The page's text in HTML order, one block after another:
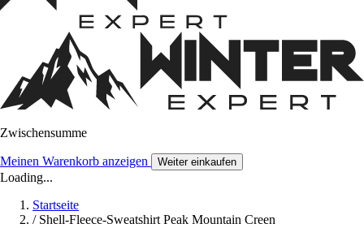
Zwischensumme
Meinen Warenkorb anzeigen Weiter einkaufen
Loading...
Startseite
/ Shell-Fleece-Sweatshirt Peak Mountain Creen